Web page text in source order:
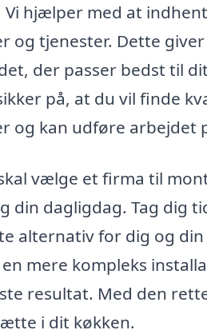
hjælper med at
og tjenester. Dette
der passer bedst til
på, at du vil finde
og kan udføre arbejdet
vælge et firma til
din dagligdag. Tag dig
alternativ for dig og
mere kompleks
resultat. Med den
i dit køkken.